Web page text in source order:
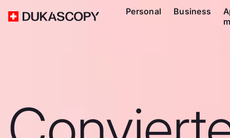
Personal Business